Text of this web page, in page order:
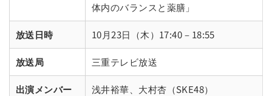
体内のバランスと薬膳」
放送日時 10月23日（木）17:40 – 18:55
放送局 三重テレビ放送
出演メンバー 浅井裕華、大村杏（SKE48）